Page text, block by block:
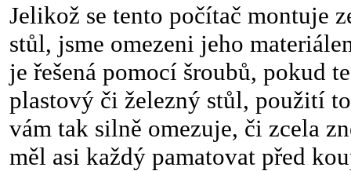
Jelikož se tento počítač montuje
stůl, jsme omezeni jeho
je řešená pomocí šroubů, pokud
plastový či železný stůl, použití
vám tak silně omezuje, či zcela
měl asi každý pamatovat před